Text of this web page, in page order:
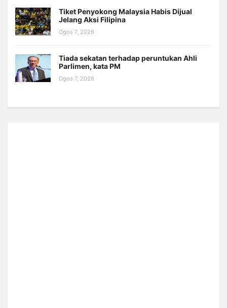
Tiket Penyokong Malaysia Habis Dijual
Jelang Aksi Filipina
Ogos 7, 2026
Tiada sekatan terhadap peruntukan Ahli
Parlimen, kata PM
Ogos 7, 2026